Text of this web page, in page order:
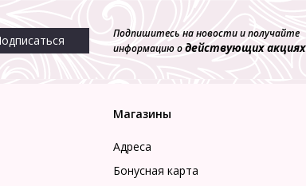
Подпишитесь на новости и получайте
информацию одействующих акциях
Магазины
Адреса
Бонусная карта